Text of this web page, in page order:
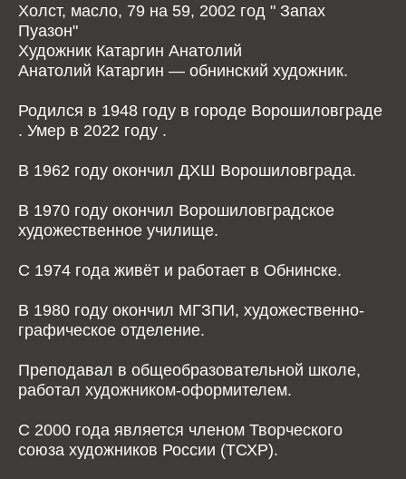
Холст, масло, 79 на 59, 2002 год " Запах
Пуазон"
Художник Катаргин Анатолий
Анатолий Катаргин — обнинский художник.
Родился в 1948 году в городе Ворошиловграде
. Умер в 2022 году .
В 1962 году окончил ДХШ Ворошиловграда.
В 1970 году окончил Ворошиловградское
художественное училище.
С 1974 года живёт и работает в Обнинске.
В 1980 году окончил МГЗПИ, художественно-
графическое отделение.
Преподавал в общеобразовательной школе,
работал художником-оформителем.
С 2000 года является членом Творческого
союза художников России (ТСХР).